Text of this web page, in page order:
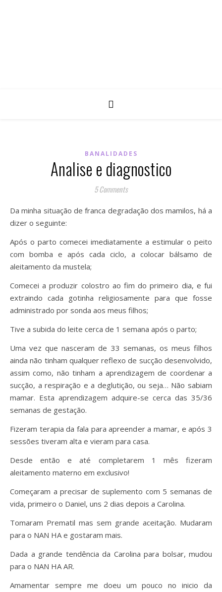
BANALIDADES
Analise e diagnostico
5 Comments
Da minha situação de franca degradação dos mamilos, há a
dizer o seguinte:
Após o parto comecei imediatamente a estimular o peito
com bomba e após cada ciclo, a colocar bálsamo de
aleitamento da mustela;
Comecei a produzir colostro ao fim do primeiro dia, e fui
extraindo cada gotinha religiosamente para que fosse
administrado por sonda aos meus filhos;
Tive a subida do leite cerca de 1 semana após o parto;
Uma vez que nasceram de 33 semanas, os meus filhos
ainda não tinham qualquer reflexo de sucção desenvolvido,
assim como, não tinham a aprendizagem de coordenar a
sucção, a respiração e a deglutição, ou seja… Não sabiam
mamar. Esta aprendizagem adquire-se cerca das 35/36
semanas de gestação.
Fizeram terapia da fala para apreender a mamar, e após 3
sessões tiveram alta e vieram para casa.
Desde então e até completarem 1 mês fizeram
aleitamento materno em exclusivo!
Começaram a precisar de suplemento com 5 semanas de
vida, primeiro o Daniel, uns 2 dias depois a Carolina.
Tomaram Prematil mas sem grande aceitação. Mudaram
para o NAN HA e gostaram mais.
Dada a grande tendência da Carolina para bolsar, mudou
para o NAN HA AR.
Amamentar sempre me doeu um pouco no inicio da